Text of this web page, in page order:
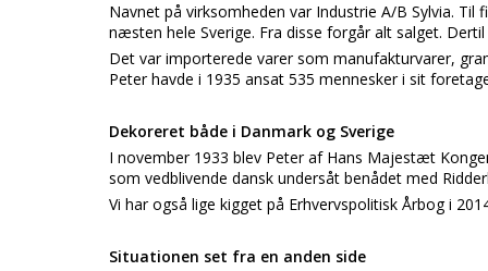
Navnet på virksomheden var Industrie A/B Sylvia.
næsten hele Sverige. Fra disse forgår alt salget.
Det var importerede varer som manufakturvarer,
Peter havde i 1935 ansat 535 mennesker i sit
Dekoreret både i Danmark og Sverige
I november 1933 blev Peter af Hans Majestæt
som vedblivende dansk undersåt benådet med
Vi har også lige kigget på Erhvervspolitisk Årbog i
Situationen set fra en anden side